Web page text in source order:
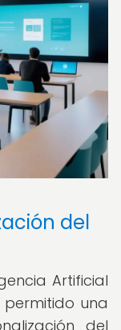
del
Artificial
una
del